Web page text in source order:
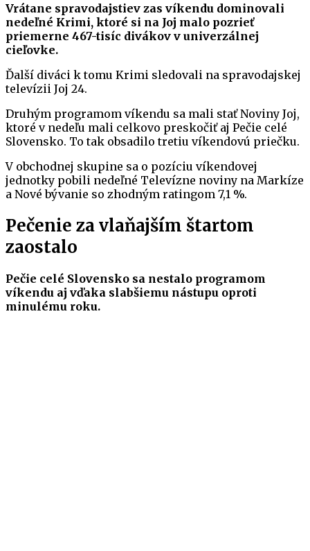
Vrátane spravodajstiev zas víkendu dominovali
nedeľné Krimi, ktoré si na Joj malo pozrieť
priemerne 467-tisíc divákov v univerzálnej
cieľovke.
Ďalší diváci k tomu Krimi sledovali na spravodajskej
televízii Joj 24.
Druhým programom víkendu sa mali stať Noviny Joj,
ktoré v nedeľu mali celkovo preskočiť aj Pečie celé
Slovensko. To tak obsadilo tretiu víkendovú priečku.
V obchodnej skupine sa o pozíciu víkendovej
jednotky pobili nedeľné Televízne noviny na Markíze
a Nové bývanie so zhodným ratingom 7,1 %.
Pečenie za vlaňajším štartom
zaostalo
Pečie celé Slovensko sa nestalo programom
víkendu aj vďaka slabšiemu nástupu oproti
minulému roku.